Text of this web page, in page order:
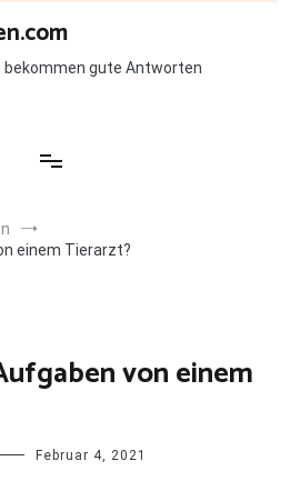
bekommen gute Antworten
einem Tierarzt?
von einem
Februar 4, 2021